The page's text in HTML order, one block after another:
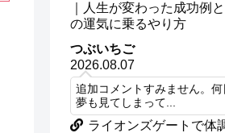
｜人生が変わった成功例
の運気に乗るやり方
つぶいちご
2026.08.07
追加コメントすみません。
夢も見てしまって...
ライオンズゲートで体